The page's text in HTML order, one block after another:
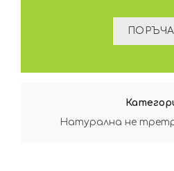
Натурална не